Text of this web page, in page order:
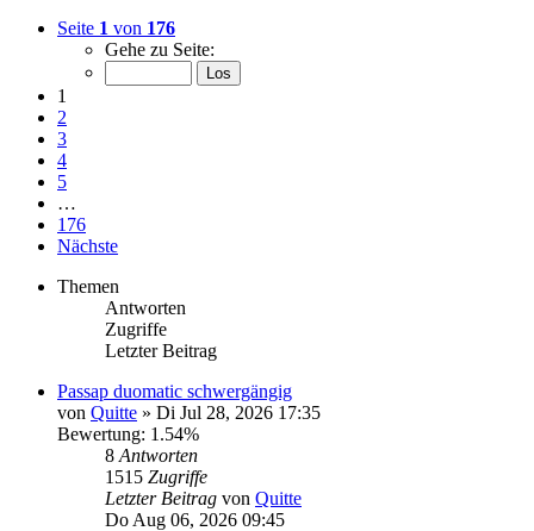
Seite 1 von 176
Gehe zu Seite:
1
2
3
4
5
…
176
Nächste
Themen
Antworten
Zugriffe
Letzter Beitrag
Passap duomatic schwergängig
von Quitte » Di Jul 28, 2026 17:35
Bewertung: 1.54%
8 Antworten
1515 Zugriffe
Letzter Beitrag von Quitte
Do Aug 06, 2026 09:45